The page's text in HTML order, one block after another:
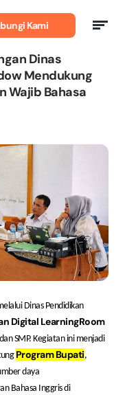
Kami
Dinas
Mendukung
Wajib Bahasa
Dinas Pendidikan
Digital LearningRoom
SMP. Kegiatan ini menjadi
Program Bupati,
daya
Bahasa Inggris di